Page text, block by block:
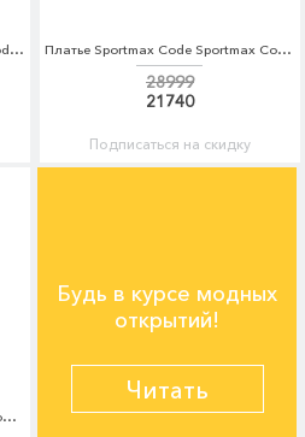
Блуза Sportmax Code Sportmax Code SP027EWTMG38 Платье Sportmax Code Sportmax Code SP027EWTMG18
28999
21740
Подписаться на скидку
Брюки Sportmax Code Sportmax Code SP027EWTMG50
Будь в курсе модных
открытий!
Читать